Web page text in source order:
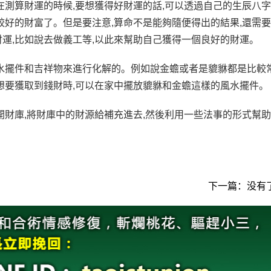
算財運的時候,要想獲得好財運的話,可以透過自己的生辰八字
的財富了。但是要注意,算命不是能夠隨便得出的結果,還需要
,比如說去做義工等,以此來幫助自己獲得一個良好的財運。
件和吉祥物來進行化解的。例如說金蟾或者是貔貅都是比較
獲取到錢財時,可以在家中擺放貔貅和金蟾這樣的風水擺件。
庫,將財庫中的財源給補充進去,然後利用一些法事的形式幫助
下一篇：没有